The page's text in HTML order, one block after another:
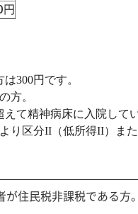
300円です。
方。
精神病床に入院してい
区分II（低所得II）また
住民税非課税である方。